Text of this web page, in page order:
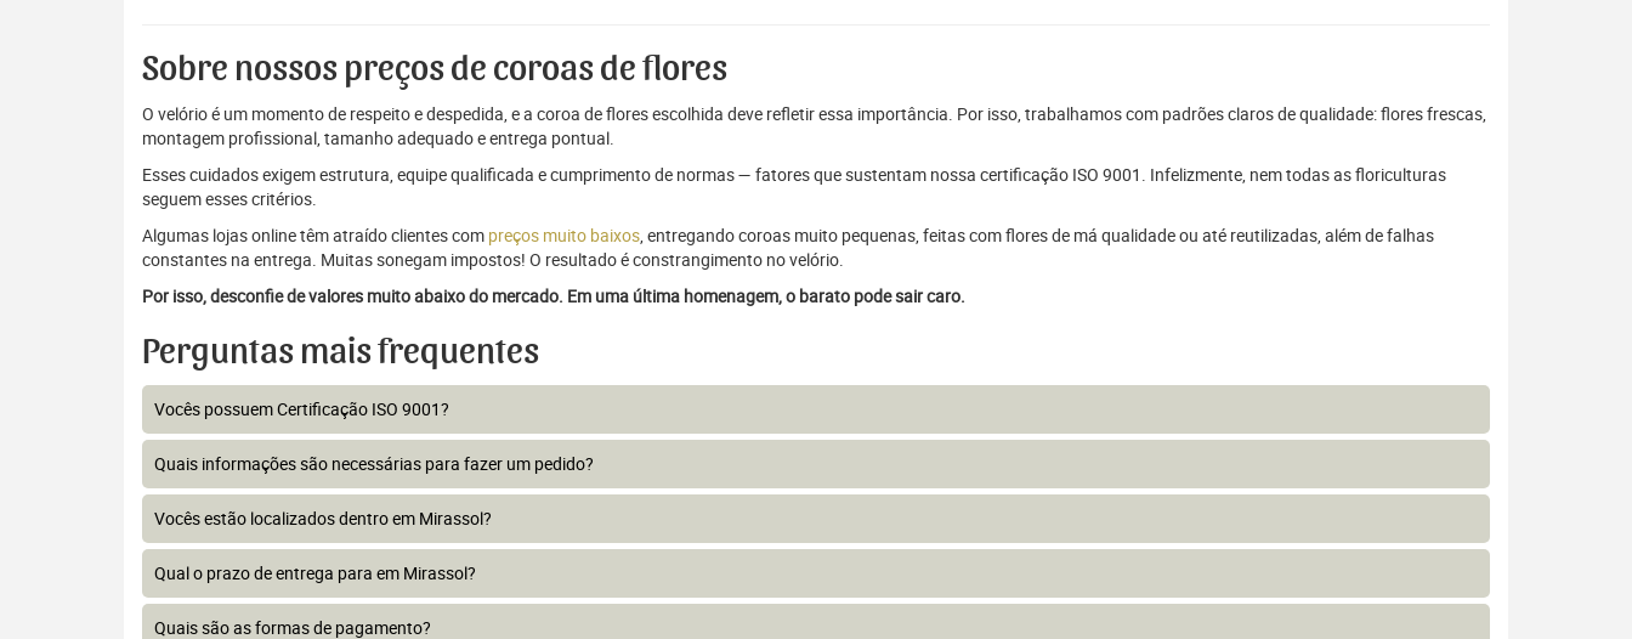
Sobre nossos preços de coroas de flores
O velório é um momento de respeito e despedida, e a coroa de flores escolhida deve refletir essa importância. Por isso, trabalhamos com padrões claros de qualidade: flores frescas,
montagem profissional, tamanho adequado e entrega pontual.
Esses cuidados exigem estrutura, equipe qualificada e cumprimento de normas — fatores que sustentam nossa certificação ISO 9001. Infelizmente, nem todas as floriculturas
seguem esses critérios.
Algumas lojas online têm atraído clientes com preços muito baixos, entregando coroas muito pequenas, feitas com flores de má qualidade ou até reutilizadas, além de falhas
constantes na entrega. Muitas sonegam impostos! O resultado é constrangimento no velório.
Por isso, desconfie de valores muito abaixo do mercado. Em uma última homenagem, o barato pode sair caro.
Perguntas mais frequentes
Vocês possuem Certificação ISO 9001?
Quais informações são necessárias para fazer um pedido?
Vocês estão localizados dentro em Mirassol?
Qual o prazo de entrega para em Mirassol?
Quais são as formas de pagamento?